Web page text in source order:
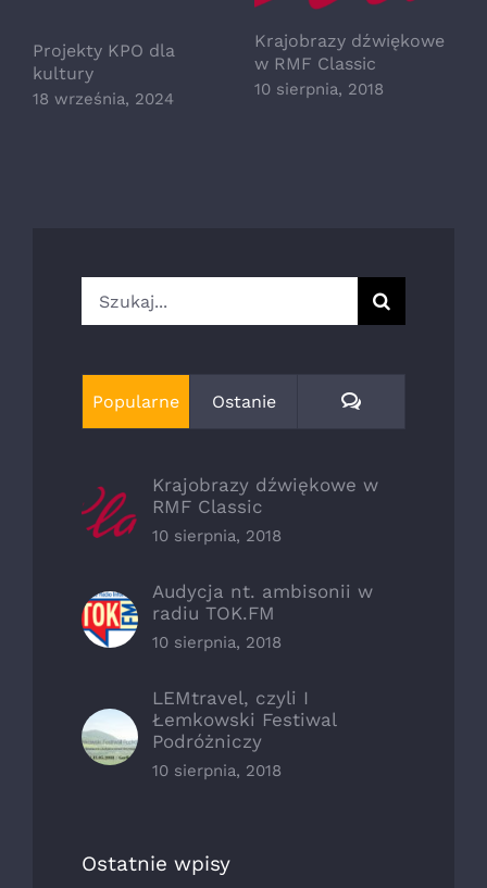
Projekty KPO dla
kultury
18 września, 2024
Krajobrazy dźwiękowe
w RMF Classic
10 sierpnia, 2018
Szukaj
Popularne Ostanie Komentarze
Krajobrazy dźwiękowe w
RMF Classic
10 sierpnia, 2018
Audycja nt. ambisonii w
radiu TOK.FM
10 sierpnia, 2018
LEMtravel, czyli I
Łemkowski Festiwal
Podróżniczy
10 sierpnia, 2018
Ostatnie wpisy